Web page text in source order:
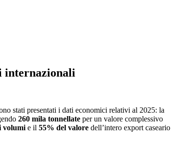
internazionali
stati presentati i dati economici relativi al 2025: la
260 mila tonnellate per un valore complessivo
volumi e il 55% del valore dell’intero export caseario